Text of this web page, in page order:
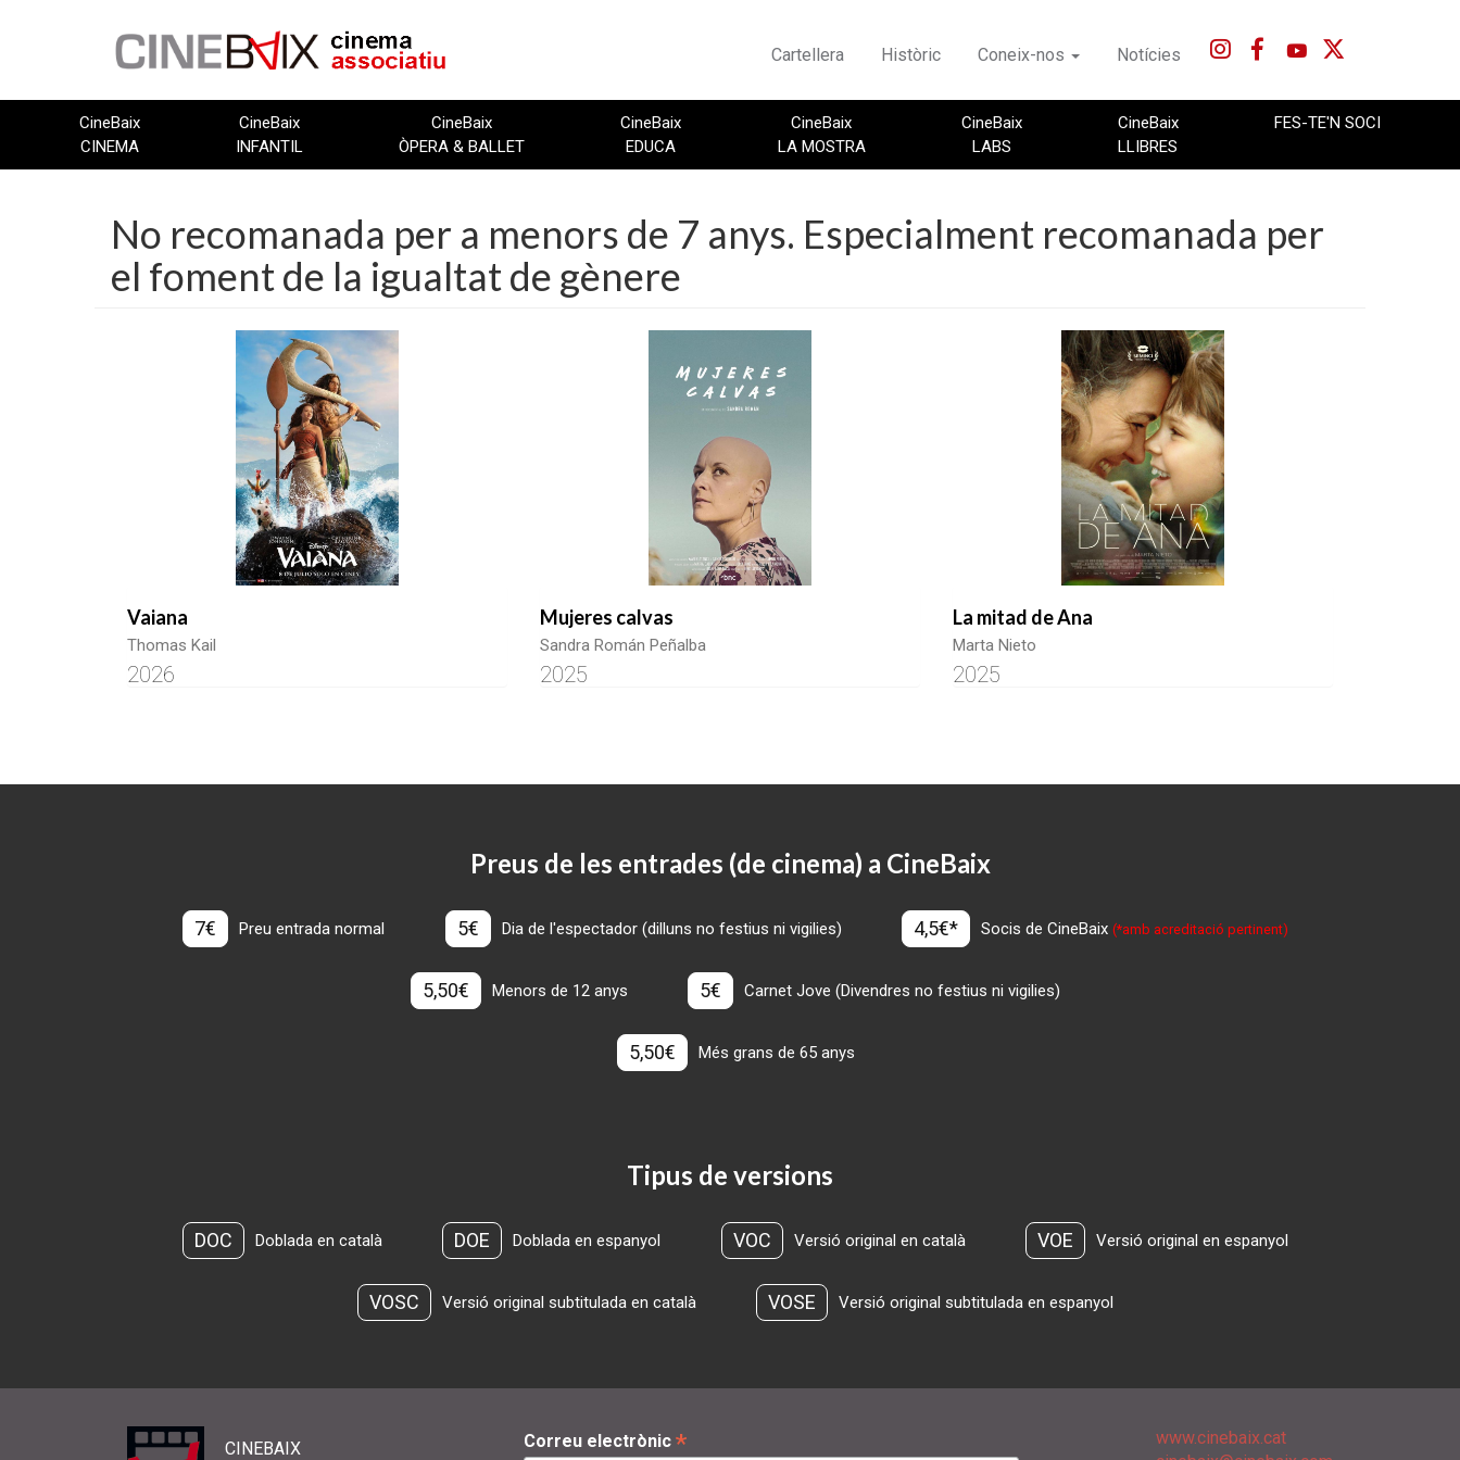
Cartellera Històric Coneix-nos Notícies
CineBaix
CINEMA
CineBaix
INFANTIL
CineBaix
ÒPERA & BALLET
CineBaix
EDUCA
CineBaix
LA MOSTRA
CineBaix
LABS
CineBaix
LLIBRES
FES-TE'N SOCI
No recomanada per a menors de 7 anys. Especialment recomanada per
el foment de la igualtat de gènere
Vaiana
Thomas Kail
2026
Mujeres calvas
Sandra Román Peñalba
2025
La mitad de Ana
Marta Nieto
2025
Preus de les entrades (de cinema) a CineBaix
7€ Preu entrada normal 5€ Dia de l'espectador (dilluns no festius ni vigilies) 4,5€* Socis de CineBaix(*amb acreditació pertinent)
5,50€ Menors de 12 anys 5€ Carnet Jove (Divendres no festius ni vigilies)
5,50€ Més grans de 65 anys
Tipus de versions
DOC Doblada en català DOE Doblada en espanyol VOC Versió original en català VOE Versió original en espanyol
VOSC Versió original subtitulada en català VOSE Versió original subtitulada en espanyol
CINEBAIX Correu electrònic *
www.cinebaix.cat